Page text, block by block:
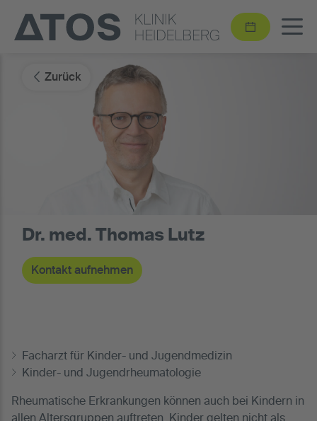
Zurück
Dr. med. Thomas Lutz
Kontakt aufnehmen
Facharzt für Kinder- und Jugendmedizin
Kinder- und Jugendrheumatologie
Rheumatische Erkrankungen können auch bei Kindern in